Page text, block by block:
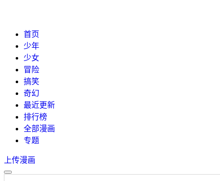
首页
少年
少女
冒险
搞笑
奇幻
最近更新
排行榜
全部漫画
专题
上传漫画